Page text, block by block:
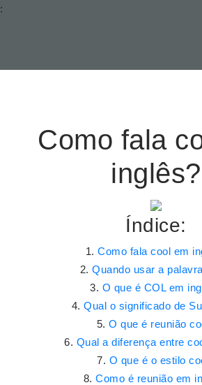
:
Como fala
inglês?
Índice:
Como fala cool em
Quando usar a
O que é COL em
Qual o significado de
O que é reunião
Qual a diferença entre
O que é o estilo
Como é reunião em